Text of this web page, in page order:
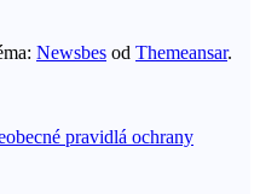
Newsbes od Themeansar.
pravidlá ochrany